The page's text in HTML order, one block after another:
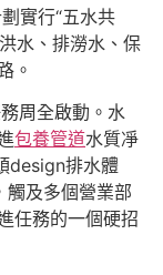
實行“五水共
水、排澇水、保
。
周全啟動。水
包養管道水質凈
design排水體
及多個營業部
任務的一個硬招